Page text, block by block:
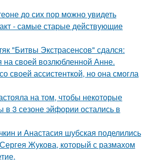
до сих пор можно увидеть
- самые стаpые действующие
"Битвы Экстрасенсов" сдался:
своей возлюбленной Анне.
своей ассистенткой, но она смогла
на том, чтобы некоторые
в 3 сезоне эйфории остались в
и Анастасия шубская поделились
Жукова, который с размахом